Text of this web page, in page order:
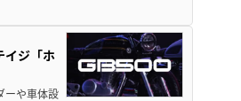
イジ「ホ
ーや車体設